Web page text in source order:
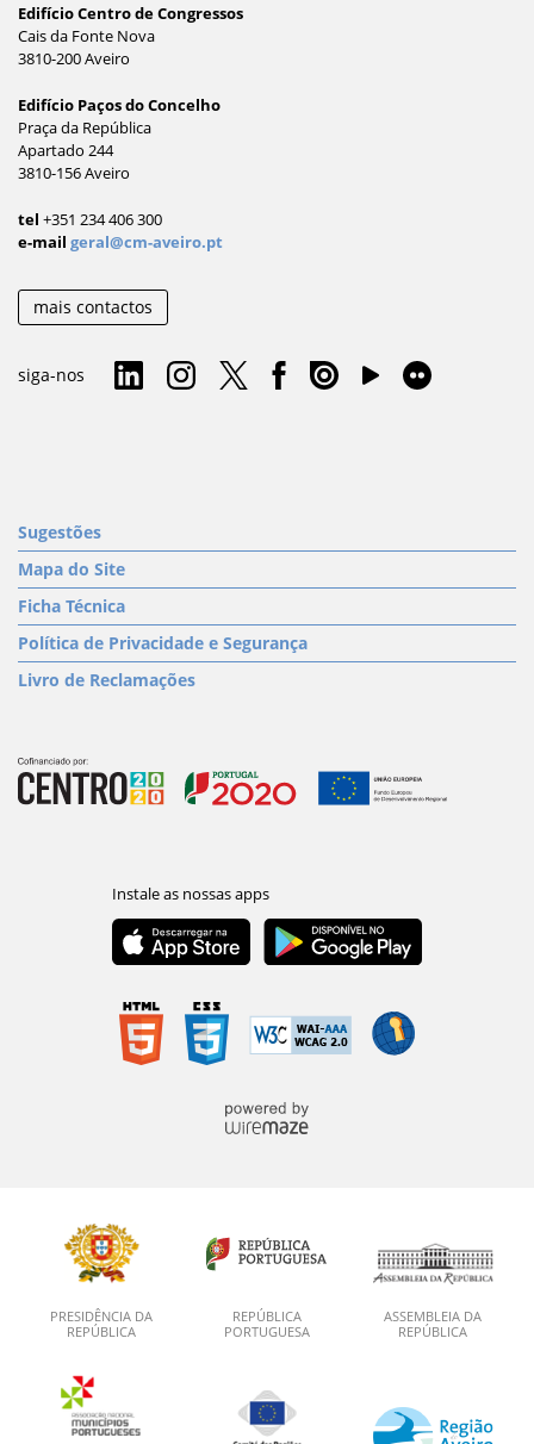
Edifício Centro de Congressos
Cais da Fonte Nova
3810-200 Aveiro
Edifício Paços do Concelho
Praça da República
Apartado 244
3810-156 Aveiro
tel +351 234 406 300
e-mail geral@cm-aveiro.pt
mais contactos
siga-nos
Sugestões
Mapa do Site
Ficha Técnica
Política de Privacidade e Segurança
Livro de Reclamações
PRESIDÊNCIA DA
REPÚBLICA
REPÚBLICA
PORTUGUESA
ASSEMBLEIA DA
REPÚBLICA